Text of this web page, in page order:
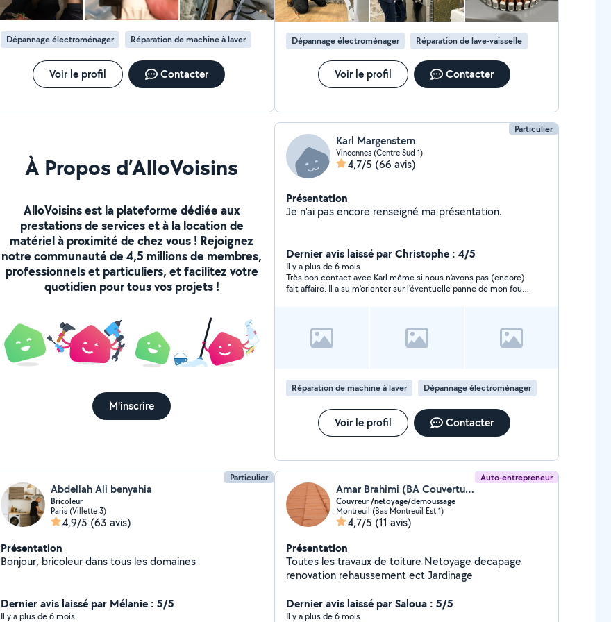
des petites réparations de plomberie, détecter des
fuites, refaire du plâtre sur surface abîmée, mettre des
disjoncteurs différentiels aux normes, remplacer des
prises et interrupteurs, trouver les pannes avec un
multimètre... Enfin à la retraite, si je peux vous rendre
service, c'est toujours avec plaisir !
Dépannage électroménager Réparation de machine à laver
Voir le profil Contacter
réparation s'applique lorsque l'appareil est réparé. Plus
d'informations sur notre site koikil
Dépannage électroménager Réparation de lave-vaisselle
Voir le profil Contacter
À Propos d’AlloVoisins
AlloVoisins est la plateforme dédiée aux
prestations de services et à la location de
matériel à proximité de chez vous ! Rejoignez
notre communauté de 4,5 millions de membres,
professionnels et particuliers, et facilitez votre
quotidien pour tous vos projets !
M'inscrire
Particulier
Karl Margenstern
Vincennes (Centre Sud 1)
4,7/5 (66 avis)
Présentation
Je n'ai pas encore renseigné ma présentation.
Dernier avis laissé par Christophe : 4/5
Il y a plus de 6 mois
Très bon contact avec Karl même si nous n'avons pas (encore)
fait affaire. Il a su m'orienter sur l'éventuelle panne de mon four
Réparation de machine à laver Dépannage électroménager
Voir le profil Contacter
Particulier
Abdellah Ali benyahia
Bricoleur
Paris (Villette 3)
4,9/5 (63 avis)
Présentation
Bonjour, bricoleur dans tous les domaines
Dernier avis laissé par Mélanie : 5/5
Il y a plus de 6 mois
Auto-entrepreneur
Amar Brahimi (BA Couverture)
Couvreur /netoyage/demoussage
Montreuil (Bas Montreuil Est 1)
4,7/5 (11 avis)
Présentation
Toutes les travaux de toiture Netoyage decapage
renovation rehaussement ect Jardinage
Dernier avis laissé par Saloua : 5/5
Il y a plus de 6 mois